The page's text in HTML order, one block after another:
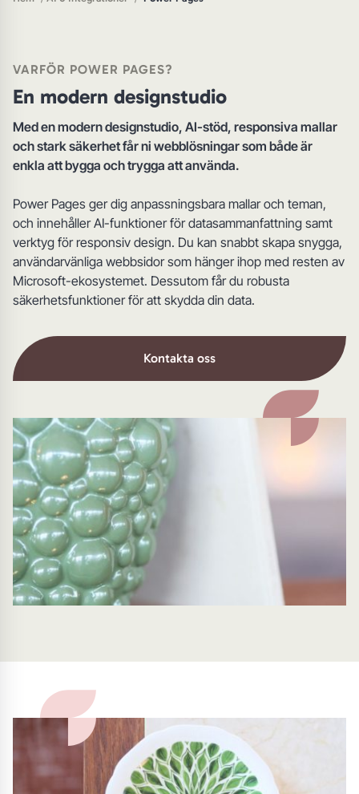
VARFÖR POWER PAGES?
En modern designstudio
Med en modern designstudio, AI-stöd, responsiva mallar
och stark säkerhet får ni webblösningar som både är
enkla att bygga och trygga att använda.
Power Pages ger dig anpassningsbara mallar och teman,
och innehåller AI-funktioner för datasammanfattning samt
verktyg för responsiv design. Du kan snabbt skapa snygga,
användarvänliga webbsidor som hänger ihop med resten av
Microsoft-ekosystemet. Dessutom får du robusta
säkerhetsfunktioner för att skydda din data.
Kontakta oss